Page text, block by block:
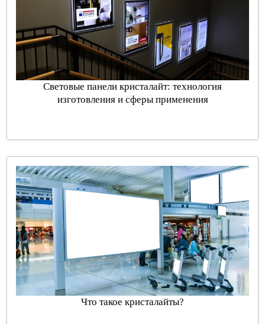
Световые панели кристалайт: технология
изготовления и сферы применения
Что такое кристалайты?